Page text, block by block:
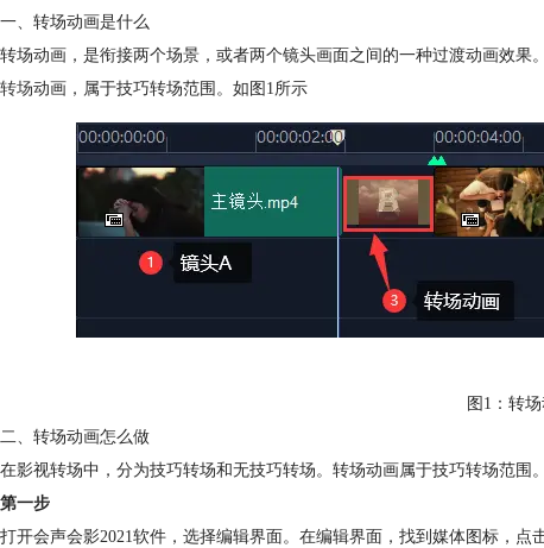
一、转场动画是什么
转场动画，是衔接两个场景，或者两个镜头画面之间的一种过渡动画效
转场动画，属于技巧转场范围。如图1所示
图1：转
二、转场动画怎么做
在影视转场中，分为技巧转场和无技巧转场。转场动画属于技巧转场范围
第一步
打开会声会影2021软件，选择编辑界面。在编辑界面，找到媒体图标，点